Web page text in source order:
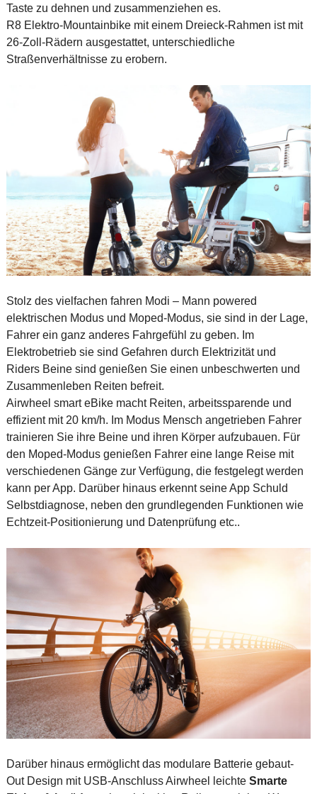
Taste zu dehnen und zusammenziehen es.
R8 Elektro-Mountainbike mit einem Dreieck-Rahmen ist mit
26-Zoll-Rädern ausgestattet, unterschiedliche
Straßenverhältnisse zu erobern.
Stolz des vielfachen fahren Modi – Mann powered
elektrischen Modus und Moped-Modus, sie sind in der Lage,
Fahrer ein ganz anderes Fahrgefühl zu geben. Im
Elektrobetrieb sie sind Gefahren durch Elektrizität und
Riders Beine sind genießen Sie einen unbeschwerten und
Zusammenleben Reiten befreit.
Airwheel smart eBike macht Reiten, arbeitssparende und
effizient mit 20 km/h. Im Modus Mensch angetrieben Fahrer
trainieren Sie ihre Beine und ihren Körper aufzubauen. Für
den Moped-Modus genießen Fahrer eine lange Reise mit
verschiedenen Gänge zur Verfügung, die festgelegt werden
kann per App. Darüber hinaus erkennt seine App Schuld
Selbstdiagnose, neben den grundlegenden Funktionen wie
Echtzeit-Positionierung und Datenprüfung etc..
Darüber hinaus ermöglicht das modulare Batterie gebaut-
Out Design mit USB-Anschluss Airwheel leichte Smarte